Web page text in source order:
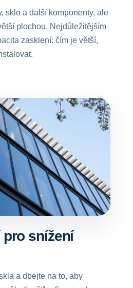
sklo a další komponenty, ale
plochou. Nejdůležitějším
zasklení: čím je větší,
snížení
a dbejte na to, aby